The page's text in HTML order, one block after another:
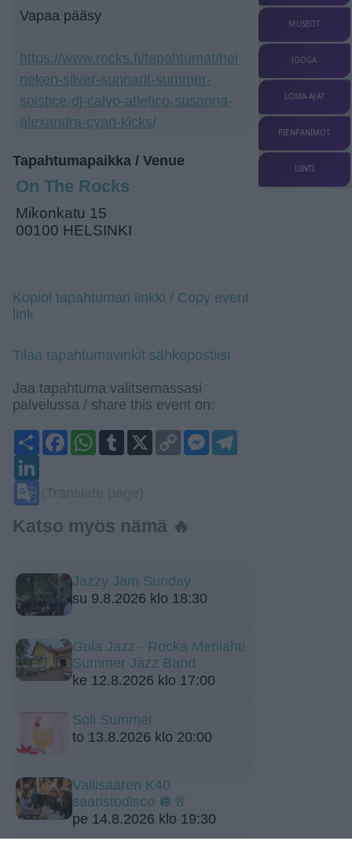
Vapaa pääsy
https://www.rocks.fi/tapahtumat/hei
neken-silver-sunnarit-summer-
solstice-dj-calvo-atletico-susanna-
alexandra-cyan-kicks/
Tapahtumapaikka / Venue
On The Rocks
Mikonkatu 15
00100 HELSINKI
Kopioi tapahtuman linkki / Copy event
link
Tilaa tapahtumavinkit sähköpostiisi
Jaa tapahtuma valitsemassasi
palvelussa / share this event on:
ShareFacebookWhatsApp
Tumblr
X
Copy
Link
Messenger
Katso myös nämä 🔥
Jazzy Jam Sunday
su 9.8.2026 klo 18:30
Gula Jazz - Rocka Merilahti
Summer Jazz Band
ke 12.8.2026 klo 17:00
Soli Summer
to 13.8.2026 klo 20:00
Vallisaaren K40
saaristodisco 🪩🥂
pe 14.8.2026 klo 19:30
MUSEOT
JOOGA
LOMA-AJAT
PIENPANIMOT
UINTI